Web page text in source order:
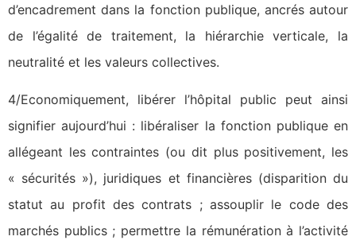
d’encadrement dans la fonction publique, ancrés autour
de l’égalité de traitement, la hiérarchie verticale, la
neutralité et les valeurs collectives.
4/Economiquement, libérer l’hôpital public peut ainsi
signifier aujourd’hui : libéraliser la fonction publique en
allégeant les contraintes (ou dit plus positivement, les
« sécurités »), juridiques et financières (disparition du
statut au profit des contrats ; assouplir le code des
marchés publics ; permettre la rémunération à l’activité